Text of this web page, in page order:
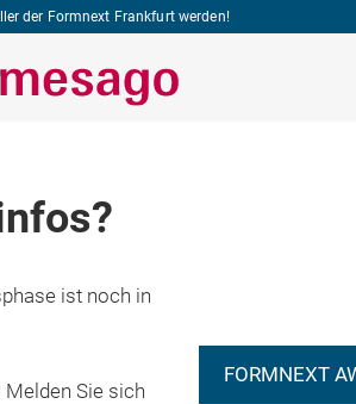
der Formnext Frankfurt werden!
ist noch in
Melden Sie sich
FORMNEXT